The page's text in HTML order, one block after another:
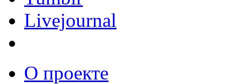
Livejournal
О проекте